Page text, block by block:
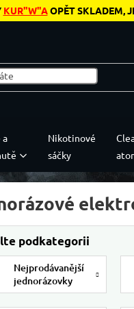
KUR"W"AOPĚT SKLADEM,
a
Nikotinové
sáčky
Nejprodávanější
jednorázovky